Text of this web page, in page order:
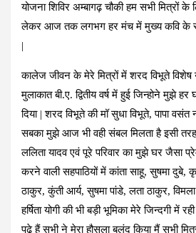
योजना शिविर अम्बागढ़ चौकी हम सभी मित्रों
लेकर आज तक लगभग हर मंच में मुख्य कवि के रूप
|
कालेज जीवन के मेरे मित्रों में शरद विभूते
मुलाकात बी.ए. द्वितीय वर्ष में हुई जिन्होने मुझे
दिया | शरद विभूते की मॉ सुधा विभूते, पापा वसंत
सबका मुझे आज भी वही संबल मिलता है इसी
ललिता यादव एवं पूरे परिवार का मुझे घर जैसा
करने वाली सहपाठियों में कांता साहू, सुषमा दुबे,
ठाकुर, कुंती आर्य, सुषमा पांडे, लता ठाकुर,
हर्षिता योगी की भी बड़ी भूमिका मेरे जिन्दगी में
पढ़े हैं सभी ने मेरा हौसला बुलंद किया मैं सभी